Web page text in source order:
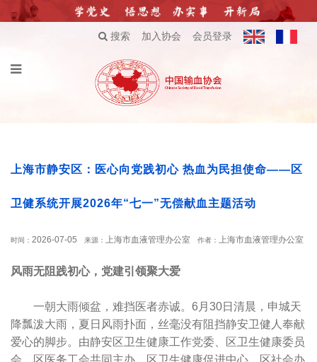
搜索 加入协会 会员登录
上海市静安区：医心向党践初心 热血为民担使命——区
卫健系统开展2026年“七一”无偿献血主题活动
时间： 2026-07-05 来源： 上海市血液管理办公室 作者： 上海市血液管理办公室
风雨无阻践初心，党建引领聚大爱
一朝大雨倾盆，难挡医者赤诚。6月30日清晨，申城天
降瓢泼大雨，夏日风雨扑面，丝毫没有阻挡静安卫健人奉献
爱心的脚步。由静安区卫生健康工作党委、区卫生健康委员